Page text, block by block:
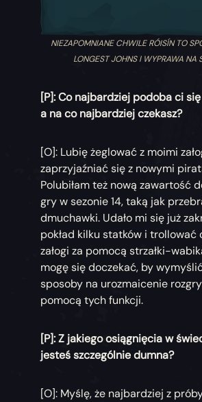
NIEZAPOMNIANE CHWILE RÓISÍN TO
LONGEST JOHNS I WYPRAWA NA
[P]: Co najbardziej podoba ci
a na co najbardziej czekasz?
[O]: Lubię żeglować z moimi
zaprzyjaźniać się z nowymi
Polubiłam też nową zawartość
gry w sezonie 14, taką jak
dmuchawki. Udało mi się już
pokład kilku statków i trollować
załogi za pomocą strzałki-
mogę się doczekać, by
sposoby na urozmaicenie
pomocą tych funkcji.
[P]: Z jakiego osiągnięcia w
jesteś szczególnie dumna?
[O]: Myślę, że najbardziej z